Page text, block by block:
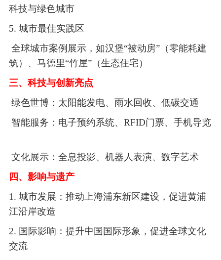
科技与绿色城市
5. 城市最佳实践区
全球城市案例展示，如汉堡“被动房”（零能耗建
筑）、马德里“竹屋”（生态住宅）
三、科技与创新亮点
绿色世博：太阳能发电、雨水回收、低碳交通
智能服务：电子预约系统、 RFID门票、手机导览
文化展示：全息投影、机器人表演、数字艺术
四、影响与遗产
1. 城市发展：推动上海浦东新区建设，促进黄浦
江沿岸改造
2. 国际影响：提升中国国际形象，促进全球文化
交流